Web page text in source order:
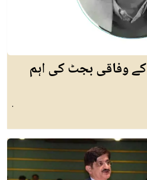
مالی سال 2026-27 کے وفاقی بجٹ کی اہم
.